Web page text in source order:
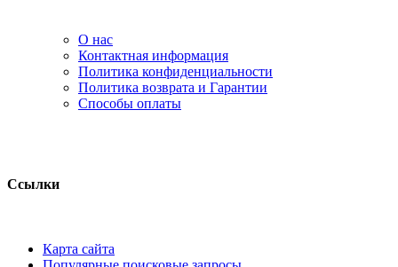
О нас
Контактная информация
Политика конфиденциальности
Политика возврата и Гарантии
Способы оплаты
Ссылки
Карта сайта